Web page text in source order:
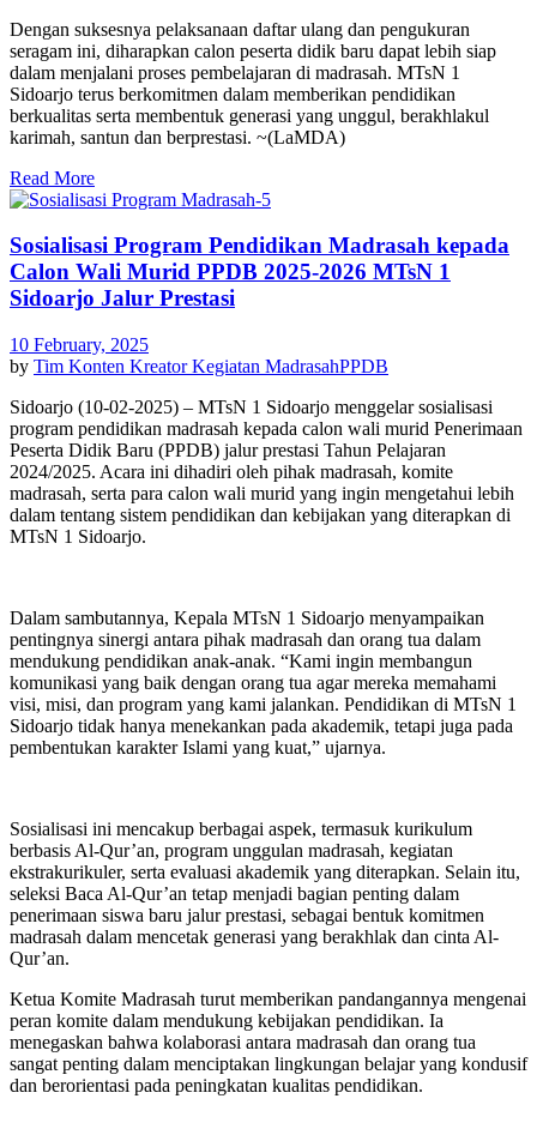
Dengan suksesnya pelaksanaan daftar ulang dan pengukuran
seragam ini, diharapkan calon peserta didik baru dapat lebih siap
dalam menjalani proses pembelajaran di madrasah. MTsN 1
Sidoarjo terus berkomitmen dalam memberikan pendidikan
berkualitas serta membentuk generasi yang unggul, berakhlakul
karimah, santun dan berprestasi. ~(LaMDA)
Read More
Sosialisasi Program Pendidikan Madrasah kepada
Calon Wali Murid PPDB 2025-2026 MTsN 1
Sidoarjo Jalur Prestasi
10 February, 2025
by Tim Konten KreatorKegiatan MadrasahPPDB
Sidoarjo (10-02-2025) – MTsN 1 Sidoarjo menggelar sosialisasi
program pendidikan madrasah kepada calon wali murid Penerimaan
Peserta Didik Baru (PPDB) jalur prestasi Tahun Pelajaran
2024/2025. Acara ini dihadiri oleh pihak madrasah, komite
madrasah, serta para calon wali murid yang ingin mengetahui lebih
dalam tentang sistem pendidikan dan kebijakan yang diterapkan di
MTsN 1 Sidoarjo.
Dalam sambutannya, Kepala MTsN 1 Sidoarjo menyampaikan
pentingnya sinergi antara pihak madrasah dan orang tua dalam
mendukung pendidikan anak-anak. “Kami ingin membangun
komunikasi yang baik dengan orang tua agar mereka memahami
visi, misi, dan program yang kami jalankan. Pendidikan di MTsN 1
Sidoarjo tidak hanya menekankan pada akademik, tetapi juga pada
pembentukan karakter Islami yang kuat,” ujarnya.
Sosialisasi ini mencakup berbagai aspek, termasuk kurikulum
berbasis Al-Qur’an, program unggulan madrasah, kegiatan
ekstrakurikuler, serta evaluasi akademik yang diterapkan. Selain itu,
seleksi Baca Al-Qur’an tetap menjadi bagian penting dalam
penerimaan siswa baru jalur prestasi, sebagai bentuk komitmen
madrasah dalam mencetak generasi yang berakhlak dan cinta Al-
Qur’an.
Ketua Komite Madrasah turut memberikan pandangannya mengenai
peran komite dalam mendukung kebijakan pendidikan. Ia
menegaskan bahwa kolaborasi antara madrasah dan orang tua
sangat penting dalam menciptakan lingkungan belajar yang kondusif
dan berorientasi pada peningkatan kualitas pendidikan.